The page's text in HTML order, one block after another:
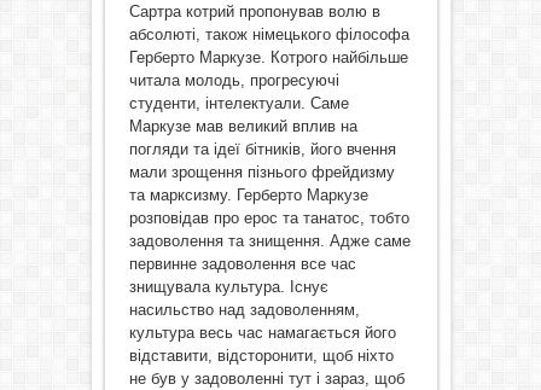
Сартра котрий пропонував волю в
абсолюті, також німецького філософа
Герберто Маркузе. Котрого найбільше
читала молодь, прогресуючі
студенти, інтелектуали. Саме
Маркузе мав великий вплив на
погляди та ідеї бітників, його вчення
мали зрощення пізнього фрейдизму
та марксизму. Герберто Маркузе
розповідав про ерос та танатос, тобто
задоволення та знищення. Адже саме
первинне задоволення все час
знищувала культура. Існує
насильство над задоволенням,
культура весь час намагається його
відставити, відсторонити, щоб ніхто
не був у задоволенні тут і зараз, щоб